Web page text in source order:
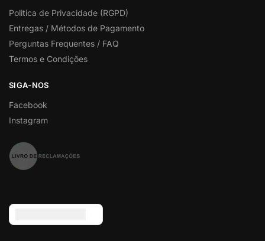
Politica de Privacidade (RGPD)
Entregas / Métodos de Pagamento
Perguntas Frequentes / FAQ
Termos e Condições
SIGA-NOS
Facebook
Instagram